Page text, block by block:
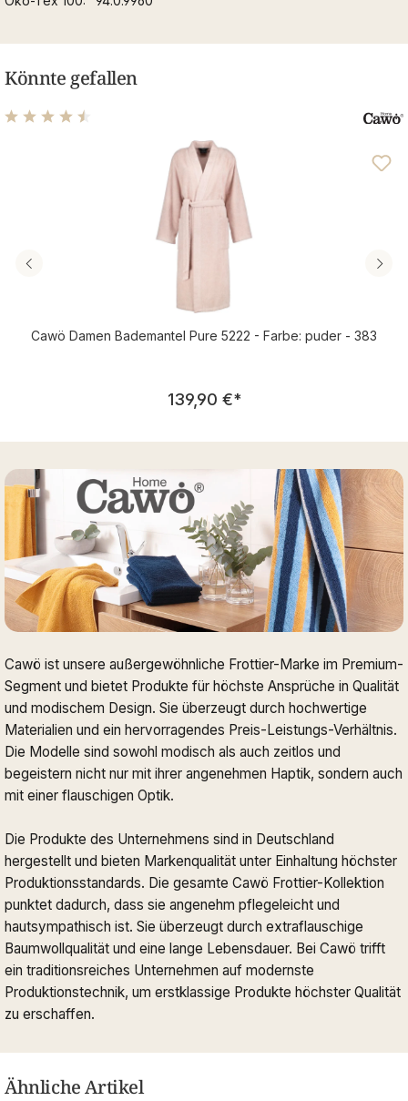
Könnte gefallen
Durchschnittliche Bewertung von 4.55 von 5 Sternen
Cawö Damen Bademantel Pure 5222 - Farbe: puder - 383
Regulärer Preis:
139,90 €*
Cawö ist unsere außergewöhnliche Frottier-Marke im Premium-
Segment und bietet Produkte für höchste Ansprüche in Qualität
und modischem Design. Sie überzeugt durch hochwertige
Materialien und ein hervorragendes Preis-Leistungs-Verhältnis.
Die Modelle sind sowohl modisch als auch zeitlos und
begeistern nicht nur mit ihrer angenehmen Haptik, sondern auch
mit einer flauschigen Optik.
Die Produkte des Unternehmens sind in Deutschland
hergestellt und bieten Markenqualität unter Einhaltung höchster
Produktionsstandards. Die gesamte Cawö Frottier-Kollektion
punktet dadurch, dass sie angenehm pflegeleicht und
hautsympathisch ist. Sie überzeugt durch extraflauschige
Baumwollqualität und eine lange Lebensdauer. Bei Cawö trifft
ein traditionsreiches Unternehmen auf modernste
Produktionstechnik, um erstklassige Produkte höchster Qualität
zu erschaffen.
Ähnliche Artikel